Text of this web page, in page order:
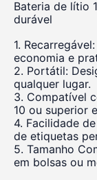
Bateria de lítio
durável
1.
economia e
2. Portátil:
qualquer lugar.
3. Compatível
10 ou superior
4. Facilidade
de etiquetas
5. Tamanho
em bolsas ou